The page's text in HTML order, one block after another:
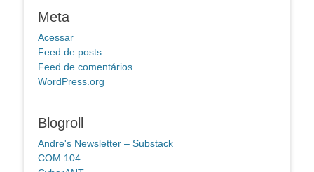
Meta
Acessar
Feed de posts
Feed de comentários
WordPress.org
Blogroll
Andre's Newsletter – Substack
COM 104